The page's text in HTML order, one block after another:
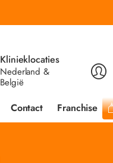
Klinieklocaties
Nederland &
België
Contact Franchise